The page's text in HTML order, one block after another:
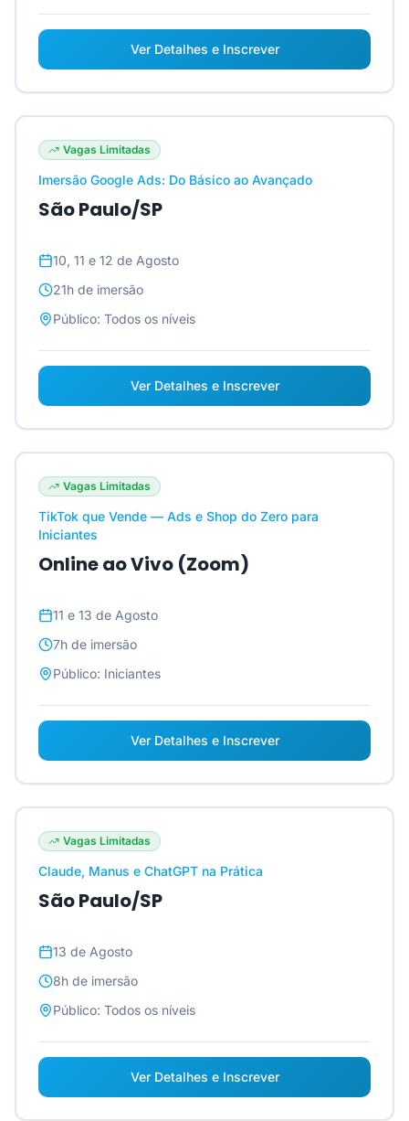
Ver Detalhes e Inscrever
Vagas Limitadas
Imersão Google Ads: Do Básico ao Avançado
São Paulo/SP
10, 11 e 12 de Agosto
21h de imersão
Público: Todos os níveis
Ver Detalhes e Inscrever
Vagas Limitadas
TikTok que Vende — Ads e Shop do Zero para
Iniciantes
Online ao Vivo (Zoom)
11 e 13 de Agosto
7h de imersão
Público: Iniciantes
Ver Detalhes e Inscrever
Vagas Limitadas
Claude, Manus e ChatGPT na Prática
São Paulo/SP
13 de Agosto
8h de imersão
Público: Todos os níveis
Ver Detalhes e Inscrever